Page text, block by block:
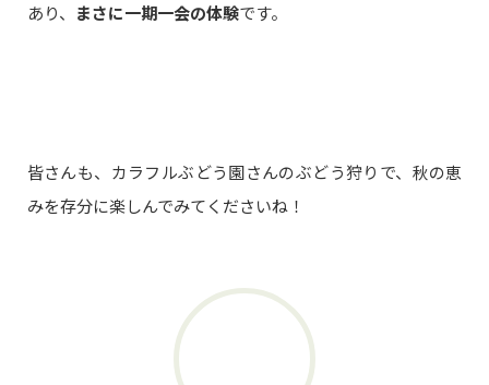
あり、
まさに一期一会の体験です。
皆さんも、カラフルぶどう園さんのぶどう狩りで、秋の恵
みを存分に楽しんでみてくださいね！